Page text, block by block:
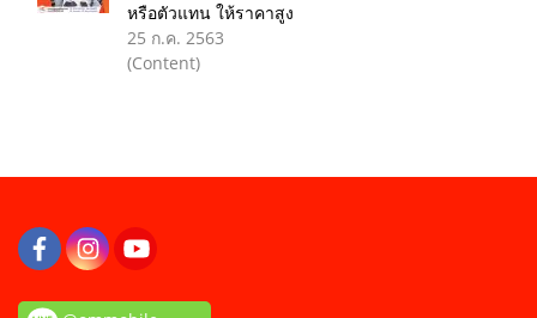
หรือตัวแทน ให้ราคาสูง
25 ก.ค. 2563
(Content)